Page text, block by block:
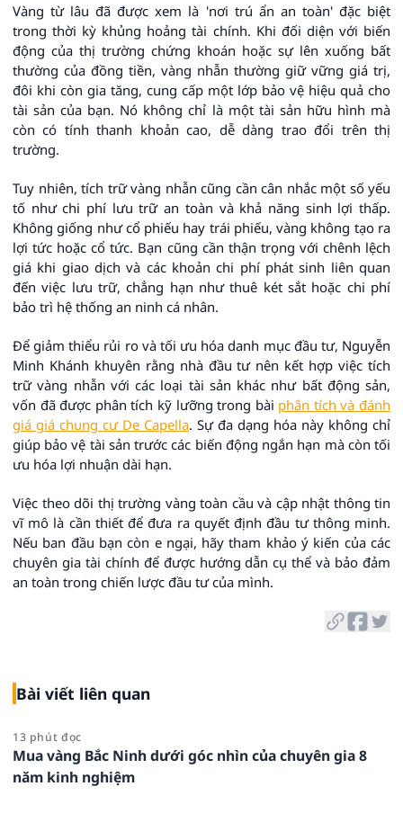
Vàng từ lâu đã được xem là 'nơi trú ẩn an toàn' đặc biệt
trong thời kỳ khủng hoảng tài chính. Khi đối diện với biến
động của thị trường chứng khoán hoặc sự lên xuống bất
thường của đồng tiền, vàng nhẫn thường giữ vững giá trị,
đôi khi còn gia tăng, cung cấp một lớp bảo vệ hiệu quả cho
tài sản của bạn. Nó không chỉ là một tài sản hữu hình mà
còn có tính thanh khoản cao, dễ dàng trao đổi trên thị
trường.
Tuy nhiên, tích trữ vàng nhẫn cũng cần cân nhắc một số yếu
tố như chi phí lưu trữ an toàn và khả năng sinh lợi thấp.
Không giống như cổ phiếu hay trái phiếu, vàng không tạo ra
lợi tức hoặc cổ tức. Bạn cũng cần thận trọng với chênh lệch
giá khi giao dịch và các khoản chi phí phát sinh liên quan
đến việc lưu trữ, chẳng hạn như thuê két sắt hoặc chi phí
bảo trì hệ thống an ninh cá nhân.
Để giảm thiểu rủi ro và tối ưu hóa danh mục đầu tư, Nguyễn
Minh Khánh khuyên rằng nhà đầu tư nên kết hợp việc tích
trữ vàng nhẫn với các loại tài sản khác như bất động sản,
vốn đã được phân tích kỹ lưỡng trong bài phân tích và đánh
giá giá chung cư De Capella. Sự đa dạng hóa này không chỉ
giúp bảo vệ tài sản trước các biến động ngắn hạn mà còn tối
ưu hóa lợi nhuận dài hạn.
Việc theo dõi thị trường vàng toàn cầu và cập nhật thông tin
vĩ mô là cần thiết để đưa ra quyết định đầu tư thông minh.
Nếu ban đầu bạn còn e ngại, hãy tham khảo ý kiến của các
chuyên gia tài chính để được hướng dẫn cụ thể và bảo đảm
an toàn trong chiến lược đầu tư của mình.
Bài viết liên quan
13 phút đọc
Mua vàng Bắc Ninh dưới góc nhìn của chuyên gia 8
năm kinh nghiệm